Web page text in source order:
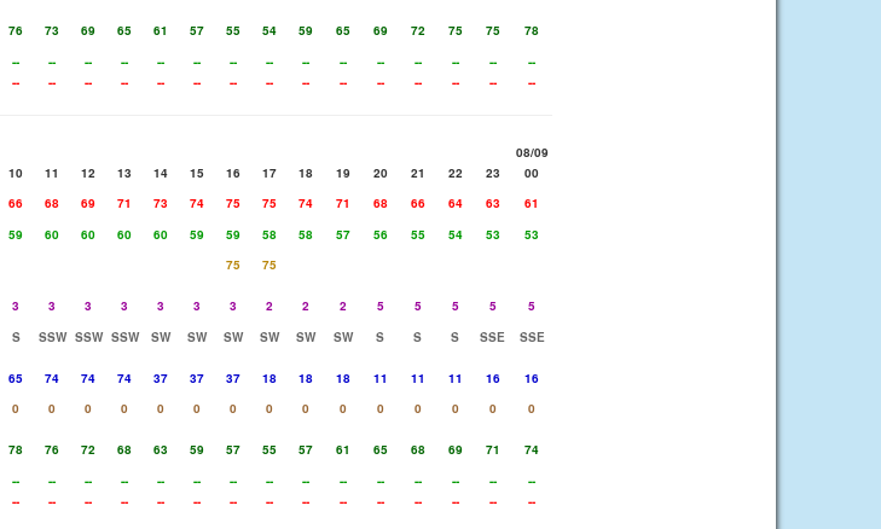
76 73 69 65 61 57 55 54 59 65 69 72 75 75
78
-- -- -- -- -- -- -- -- -- -- -- -- -- --
--
-- -- -- -- -- -- -- -- -- -- -- -- -- -- --
08/09
10 11 12 13 14 15 16 17 18 19 20 21 22 23
00
66 68 69 71 73 74 75 75 74 71 68 66 64 63
61
59 60 60 60 60 59 59 58 58 57 56 55 54 53
53
75
75
3 3 3 3 3 3 3 2 2 2 5 5 5 5
5
S SSW SSW SSW SW SW SW SW SW SW S S S SSE
SSE
65 74 74 74 37 37 37 18 18 18 11 11 11 16
16
0 0 0 0 0 0 0 0 0 0 0 0 0 0
0
78 76 72 68 63 59 57 55 57 61 65 68 69 71
74
-- -- -- -- -- -- -- -- -- -- -- -- -- --
--
-- -- -- -- -- -- -- -- -- -- -- -- -- -- --